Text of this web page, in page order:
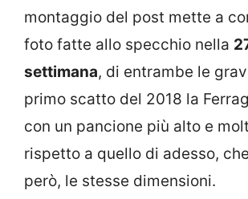
montaggio del post mette a
foto fatte allo specchio nella
settimana, di entrambe le
primo scatto del 2018 la
con un pancione più alto e
rispetto a quello di adesso,
però, le stesse dimensioni.